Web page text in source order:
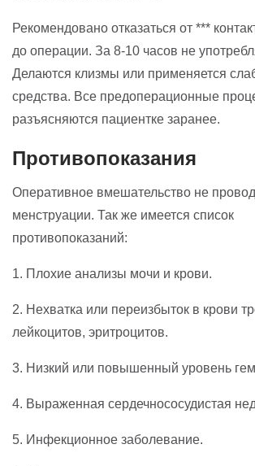
Рекомендовано отказаться от ***
до операции. За 8-10 часов не
Делаются клизмы или применяется
средства. Все предоперационные
разъясняются пациентке заранее.
Противопоказания
Оперативное вмешательство не
менструации. Так же имеется список
противопоказаний:
1. Плохие анализы мочи и крови.
2. Нехватка или переизбыток в крови
лейкоцитов, эритроцитов.
3. Низкий или повышенный уровень
4. Выраженная сердечнососудистая
5. Инфекционное заболевание.